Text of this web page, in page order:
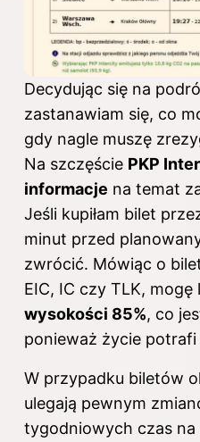
Decydując się na
zastanawiam się, co
gdy nagle muszę
Na szczęście PKP
informacje na temat
Jeśli kupiłam bilet
minut przed
zwrócić. Mówiąc o
EIC, IC czy TLK, mogę
wysokości 85%, co
ponieważ życie
W przypadku biletów
ulegają pewnym
tygodniowych czas